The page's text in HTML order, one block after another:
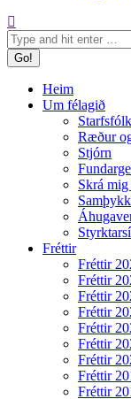
Search:
Heim
Um félagið
Starfsfólk
Ræður
Stjórn
Skrá
Fréttir
Fréttir
Fréttir
Fréttir
Fréttir
Fréttir
Fréttir
Fréttir
Fréttir
Fréttir